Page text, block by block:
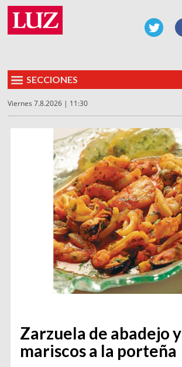
SECCIONES
Viernes 7.8.2026 | 11:30
Zarzuela de abadejo y
mariscos a la porteña